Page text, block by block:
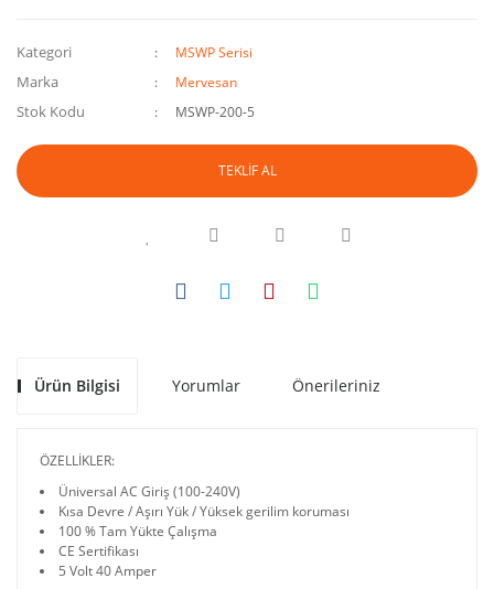
Kategori MSWP Serisi
Marka Mervesan
Stok Kodu MSWP-200-5
TEKLİF AL
Ürün Bilgisi Yorumlar Önerileriniz
ÖZELLİKLER:
Üniversal AC Giriş (100-240V)
Kısa Devre / Aşırı Yük / Yüksek gerilim koruması
100 % Tam Yükte Çalışma
CE Sertifikası
5 Volt 40 Amper